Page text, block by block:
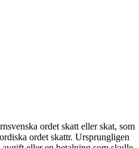
ordet skatt eller skat, som
ordet skattr. Ursprungligen